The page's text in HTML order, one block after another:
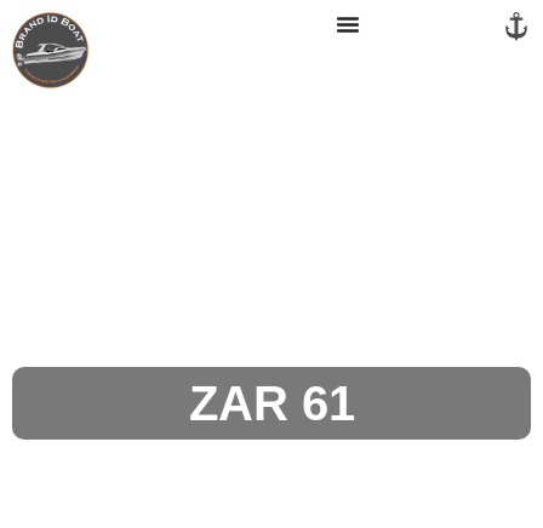
Panneau de gestion des cookies
ZAR 61